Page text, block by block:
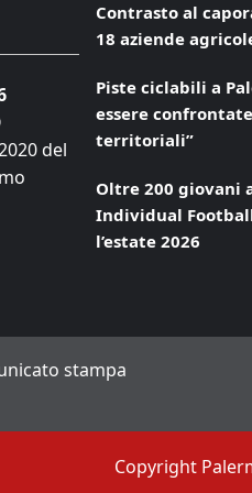
del
Contrasto al
18 aziende
Piste ciclabili a
essere
territoriali”
Oltre 200 giovani
Individual
l’estate 2026
stampa
Copyright